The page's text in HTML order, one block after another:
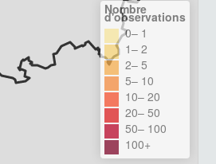
Nombre
d'observations
0– 1
1– 2
2– 5
5– 10
10– 20
20– 50
50– 100
100+